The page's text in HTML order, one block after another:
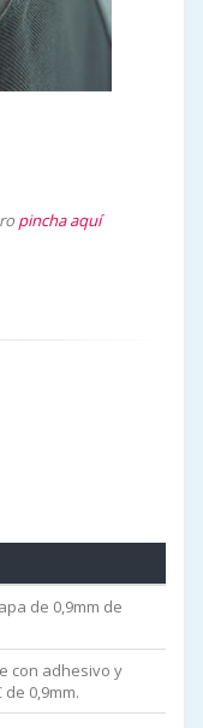
pincha aquí
de 0,9mm de
con adhesivo y
de 0,9mm.